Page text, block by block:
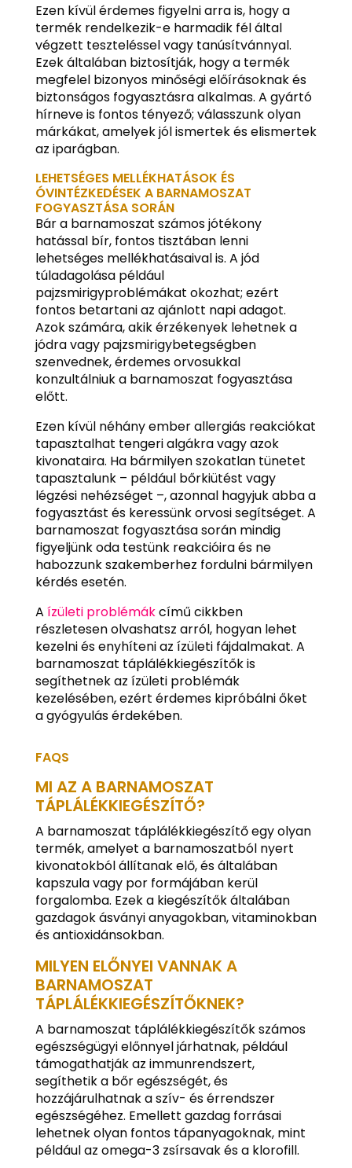
Ezen kívül érdemes figyelni arra is, hogy a
termék rendelkezik-e harmadik fél által
végzett teszteléssel vagy tanúsítvánnyal.
Ezek általában biztosítják, hogy a termék
megfelel bizonyos minőségi előírásoknak és
biztonságos fogyasztásra alkalmas. A gyártó
hírneve is fontos tényező; válasszunk olyan
márkákat, amelyek jól ismertek és elismertek
az iparágban.
LEHETSÉGES MELLÉKHATÁSOK ÉS
ÓVINTÉZKEDÉSEK A BARNAMOSZAT
FOGYASZTÁSA SORÁN
Bár a barnamoszat számos jótékony
hatással bír, fontos tisztában lenni
lehetséges mellékhatásaival is. A jód
túladagolása például
pajzsmirigyproblémákat okozhat; ezért
fontos betartani az ajánlott napi adagot.
Azok számára, akik érzékenyek lehetnek a
jódra vagy pajzsmirigybetegségben
szenvednek, érdemes orvosukkal
konzultálniuk a barnamoszat fogyasztása
előtt.
Ezen kívül néhány ember allergiás reakciókat
tapasztalhat tengeri algákra vagy azok
kivonataira. Ha bármilyen szokatlan tünetet
tapasztalunk – például bőrkiütést vagy
légzési nehézséget –, azonnal hagyjuk abba a
fogyasztást és keressünk orvosi segítséget. A
barnamoszat fogyasztása során mindig
figyeljünk oda testünk reakcióira és ne
habozzunk szakemberhez fordulni bármilyen
kérdés esetén.
A ízületi problémákcímű cikkben
részletesen olvashatsz arról, hogyan lehet
kezelni és enyhíteni az ízületi fájdalmakat. A
barnamoszat táplálékkiegészítők is
segíthetnek az ízületi problémák
kezelésében, ezért érdemes kipróbálni őket
a gyógyulás érdekében.
FAQS
MI AZ A BARNAMOSZAT
TÁPLÁLÉKKIEGÉSZÍTŐ?
A barnamoszat táplálékkiegészítő egy olyan
termék, amelyet a barnamoszatból nyert
kivonatokból állítanak elő, és általában
kapszula vagy por formájában kerül
forgalomba. Ezek a kiegészítők általában
gazdagok ásványi anyagokban, vitaminokban
és antioxidánsokban.
MILYEN ELŐNYEI VANNAK A
BARNAMOSZAT
TÁPLÁLÉKKIEGÉSZÍTŐKNEK?
A barnamoszat táplálékkiegészítők számos
egészségügyi előnnyel járhatnak, például
támogathatják az immunrendszert,
segíthetik a bőr egészségét, és
hozzájárulhatnak a szív- és érrendszer
egészségéhez. Emellett gazdag forrásai
lehetnek olyan fontos tápanyagoknak, mint
például az omega-3 zsírsavak és a klorofill.